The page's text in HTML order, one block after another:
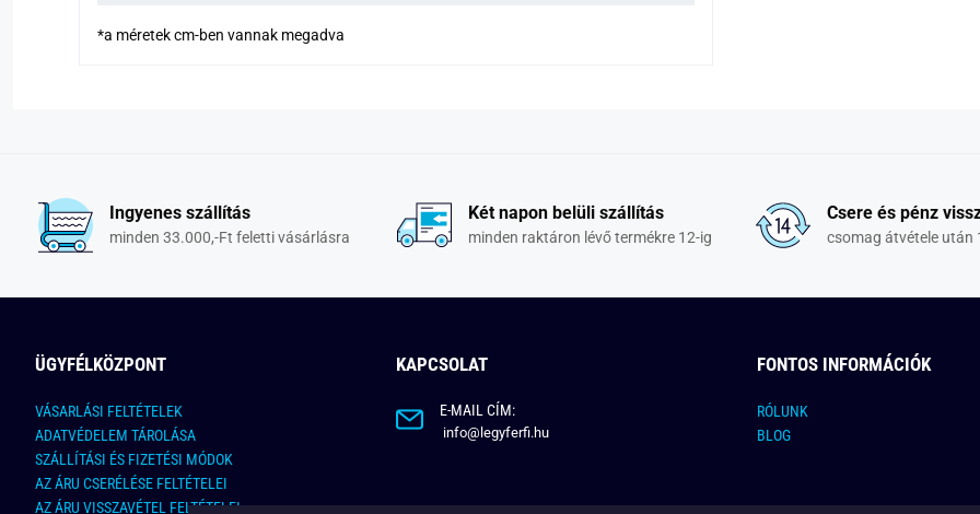
*a méretek cm-ben vannak megadva
Ingyenes szállítás
minden 33.000,-Ft feletti vásárlásra
Két napon belüli szállítás
minden raktáron lévő termékre 12-ig
Csere és pénz
csomag átvétele után
ÜGYFÉLKÖZPONT
VÁSARLÁSI FELTÉTELEK
ADATVÉDELEM TÁROLÁSA
SZÁLLÍTÁSI ÉS FIZETÉSI MÓDOK
AZ ÁRU CSERÉLÉSE FELTÉTELEI
AZ ÁRU VISSZAVÉTEL FELTÉTELEI
KAPCSOLAT
E-MAIL CÍM:
info@legyferfi.hu
FONTOS INFORMÁCIÓK
RÓLUNK
BLOG